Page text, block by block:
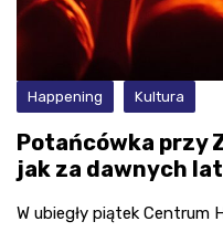
Happening Kultura
Potańcówka przy
jak za dawnych
W ubiegły piątek Centrum